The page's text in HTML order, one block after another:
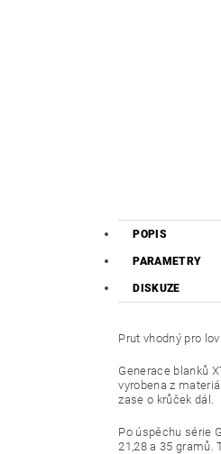
POPIS
PARAMETRY
DISKUZE
Prut vhodný pro
Generace blanků
vyrobena z
zase o krůček dál.
Po úspěchu série
21,28 a 35 gramů.